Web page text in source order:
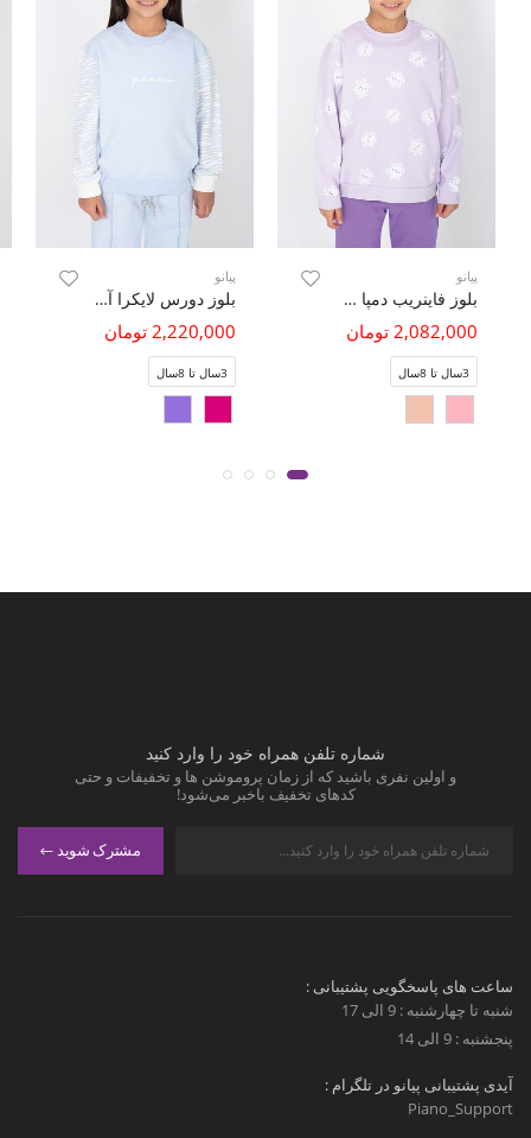
پیانو
بلوز فاینریب دمپا چاک دار (ست با کد 10702)
2,082,000 تومان
3سال تا 8سال
پیانو
بلوز دورس لایکرا آستین نارنگ (ست با کد 10712)
2,220,000 تومان
3سال تا 8سال
شماره تلفن همراه خود را وارد کنید
و اولین نفری باشید که از زمان پروموشن ها و تخفیفات و حتی
کدهای تخفیف باخبر می‌شود!
مشترک شوید
ساعت های پاسخگویی پشتیبانی :
شنبه تا چهارشنبه : 9 الی 17
پنجشنبه : 9 الی 14
آیدی پشتیبانی پیانو در تلگرام :
Piano_Support